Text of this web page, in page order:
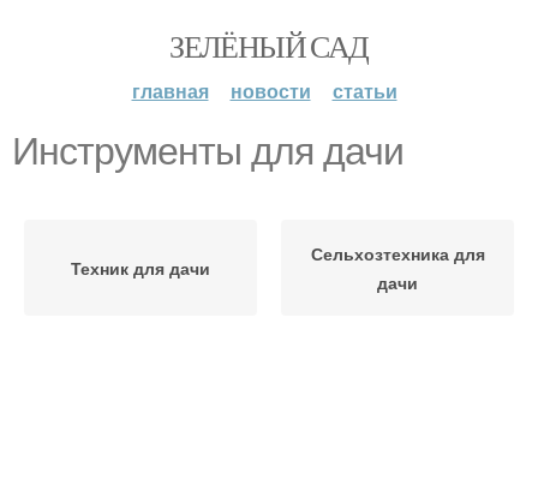
ЗЕЛЁНЫЙ САД
главная новости статьи
Инструменты для дачи
Техник для дачи
Сельхозтехника для
дачи